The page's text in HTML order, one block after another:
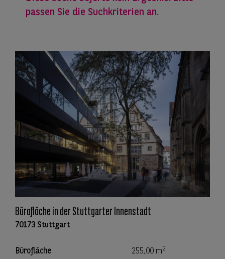
passen Sie die Suchkriterien an.
Büroflöche in der Stuttgarter Innenstadt
70173 Stuttgart
Bürofläche 255,00 m2